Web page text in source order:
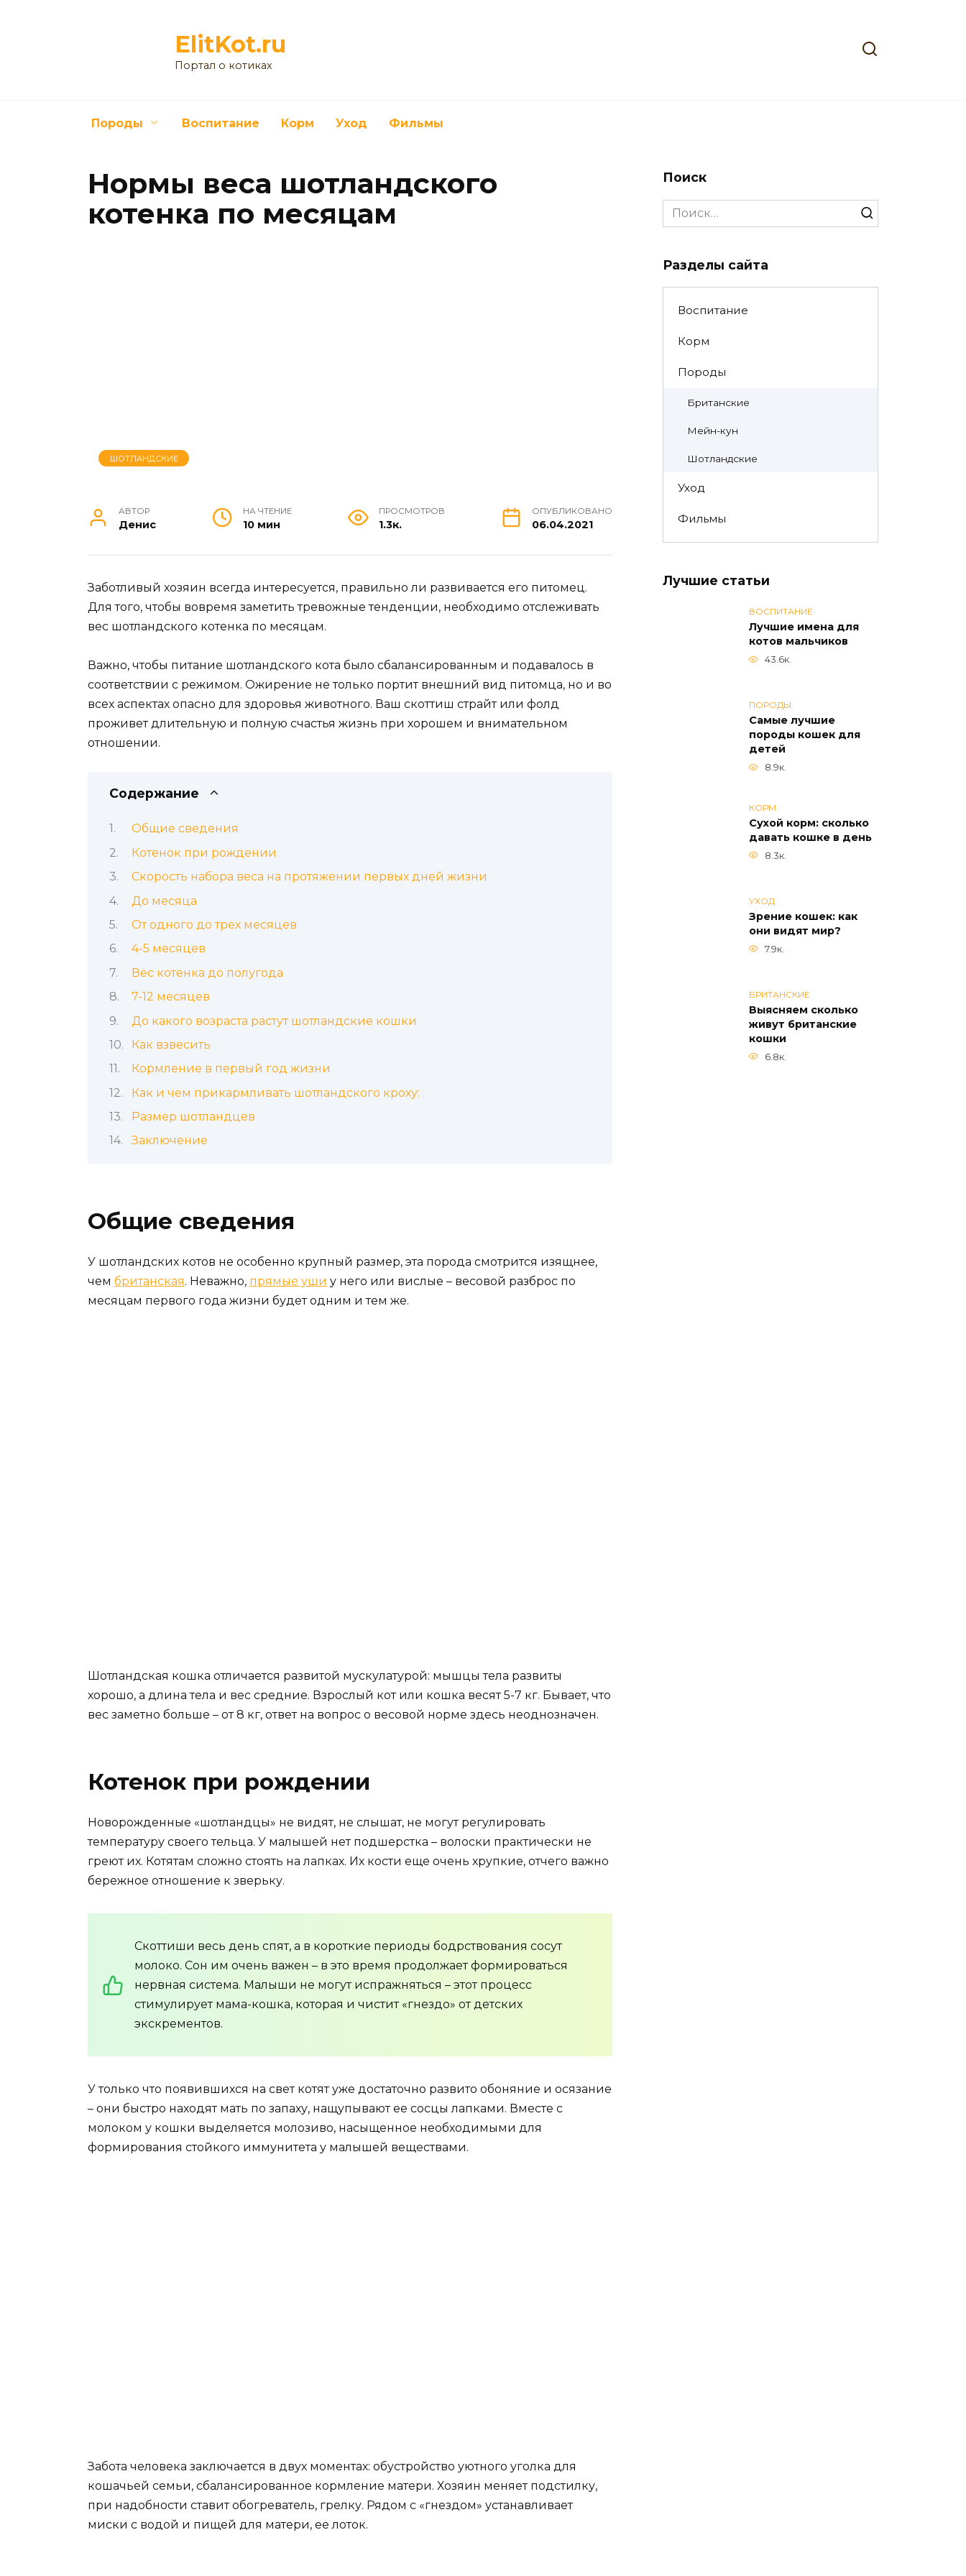
ElitKot.ru
Портал о котиках
Породы Воспитание Корм Уход Фильмы
Нормы веса шотландского
котенка по месяцам
ШОТЛАНДСКИЕ
АВТОР
Денис
НА ЧТЕНИЕ
10 мин
ПРОСМОТРОВ
1.3к.
ОПУБЛИКОВАНО
06.04.2021
Заботливый хозяин всегда интересуется, правильно ли развивается его питомец.
Для того, чтобы вовремя заметить тревожные тенденции, необходимо отслеживать
вес шотландского котенка по месяцам.
Важно, чтобы питание шотландского кота было сбалансированным и подавалось в
соответствии с режимом. Ожирение не только портит внешний вид питомца, но и во
всех аспектах опасно для здоровья животного. Ваш скоттиш страйт или фолд
проживет длительную и полную счастья жизнь при хорошем и внимательном
отношении.
Содержание
Общие сведения
Котенок при рождении
Скорость набора веса на протяжении первых дней жизни
До месяца
От одного до трех месяцев
4-5 месяцев
Вес котенка до полугода
7-12 месяцев
До какого возраста растут шотландские кошки
Как взвесить
Кормление в первый год жизни
Как и чем прикармливать шотландского кроху:
Размер шотландцев
Заключение
Общие сведения
У шотландских котов не особенно крупный размер, эта порода смотрится изящнее,
чем британская. Неважно, прямые уши у него или вислые – весовой разброс по
месяцам первого года жизни будет одним и тем же.
Шотландская кошка отличается развитой мускулатурой: мышцы тела развиты
хорошо, а длина тела и вес средние. Взрослый кот или кошка весят 5-7 кг. Бывает, что
вес заметно больше – от 8 кг, ответ на вопрос о весовой норме здесь неоднозначен.
Котенок при рождении
Новорожденные «шотландцы» не видят, не слышат, не могут регулировать
температуру своего тельца. У малышей нет подшерстка – волоски практически не
греют их. Котятам сложно стоять на лапках. Их кости еще очень хрупкие, отчего важно
бережное отношение к зверьку.
Скоттиши весь день спят, а в короткие периоды бодрствования сосут
молоко. Сон им очень важен – в это время продолжает формироваться
нервная система. Малыши не могут испражняться – этот процесс
стимулирует мама-кошка, которая и чистит «гнездо» от детских
экскрементов.
У только что появившихся на свет котят уже достаточно развито обоняние и осязание
– они быстро находят мать по запаху, нащупывают ее сосцы лапками. Вместе с
молоком у кошки выделяется молозиво, насыщенное необходимыми для
формирования стойкого иммунитета у малышей веществами.
Забота человека заключается в двух моментах: обустройство уютного уголка для
кошачьей семьи, сбалансированное кормление матери. Хозяин меняет подстилку,
при надобности ставит обогреватель, грелку. Рядом с «гнездом» устанавливает
миски с водой и пищей для матери, ее лоток.
Поиск
Search
for:
Разделы сайта
Воспитание
Корм
Породы
Британские
Мейн-кун
Шотландские
Уход
Фильмы
Лучшие статьи
ВОСПИТАНИЕ
Лучшие имена для
котов мальчиков
43.6к.
ПОРОДЫ
Самые лучшие
породы кошек для
детей
8.9к.
КОРМ
Сухой корм: сколько
давать кошке в день
8.3к.
УХОД
Зрение кошек: как
они видят мир?
7.9к.
БРИТАНСКИЕ
Выясняем сколько
живут британские
кошки
6.8к.